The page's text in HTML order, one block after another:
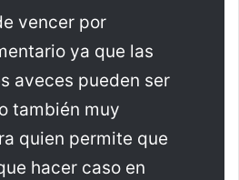
vencer por
ya que las
aveces pueden ser
también muy
quien permite que
hacer caso en